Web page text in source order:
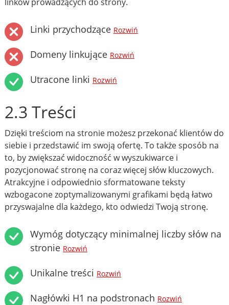
Linki przychodzące Rozwiń
Domeny linkujące Rozwiń
Utracone linki Rozwiń
2.3 Treści
Dzięki treściom na stronie możesz przekonać klientów do
siebie i przedstawić im swoją ofertę. To także sposób na
to, by zwiększać widoczność w wyszukiwarce i
pozycjonować stronę na coraz więcej słów kluczowych.
Atrakcyjne i odpowiednio sformatowane teksty
wzbogacone zoptymalizowanymi grafikami będą łatwo
przyswajalne dla każdego, kto odwiedzi Twoją stronę.
Wymóg dotyczący minimalnej liczby słów na
stronie Rozwiń
Unikalne treści Rozwiń
Nagłówki H1 na podstronach Rozwiń